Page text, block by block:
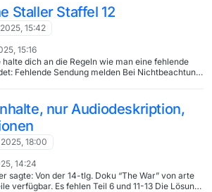
eigenen Aufnahmen. Warum er die vom Stick
mp4 und den Untertiteldateien nich
Staller Staffel 12
15:42
15:16
halte dich an die Regeln wie man eine fehlende
Fehlende Sendung melden Bei Nichtbeachtung
nur Audiodeskription,
18:00
14:24
sagte: Von der 14-tlg. Doku “The War” von arte
Es fehlen Teil 6 und 11-13 Die Lösung